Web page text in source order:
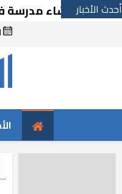
أحدث الأخبارمدرسة في رشيد